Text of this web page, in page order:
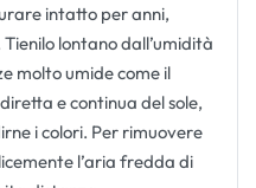
intatto per anni,
lontano dall’umidità
molto umide come il
e continua del sole,
i colori. Per rimuovere
l’aria fredda di